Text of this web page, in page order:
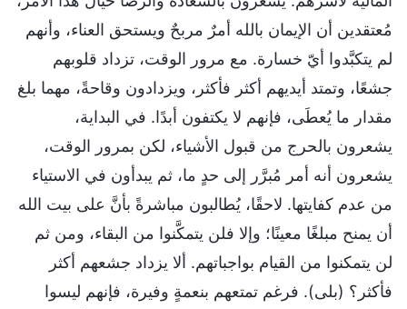
مُعتقدين أن الإيمان بالله أمرٌ مربحٌ ويستحق العناء، وأنهم
لم يتكبَّدوا أيّ خسارة. مع مرور الوقت، تزداد قلوبهم
جشعًا، وتمتد أيديهم أكثر فأكثر، ويزدادون وقاحةً، مهما بلغ
مقدار ما يُعطَى، فإنهم لا يكتفون أبدًا. في البداية،
يشعرون بالحرج من قبول الأشياء، لكن بمرور الوقت،
يشعرون أنه أمر مُبرَّر إلى حدٍ ما، ثم يبدأون في الاستياء
من عدم كفايتها. لاحقًا، يُطالبون مباشرةً بأنَّ على بيت الله
أن يمنح مبلغًا معينًا؛ وإلا فلن يتمكَّنوا من البقاء، ومن ثم
لن يتمكنوا من القيام بواجباتهم. ألا يزداد جشعهم أكثر
فأكثر؟ (بلى). فرغم تمتعهم بنعمةٍ وفيرة، فإنهم ليسوا